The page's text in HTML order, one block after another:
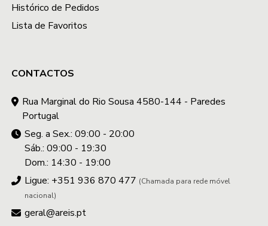
Histórico de Pedidos
Lista de Favoritos
CONTACTOS
Rua Marginal do Rio Sousa 4580-144 - Paredes
Portugal
Seg. a Sex.: 09:00 - 20:00
Sáb.: 09:00 - 19:30
Dom.: 14:30 - 19:00
Ligue: +351 936 870 477 (Chamada para rede móvel
nacional)
geral@areis.pt